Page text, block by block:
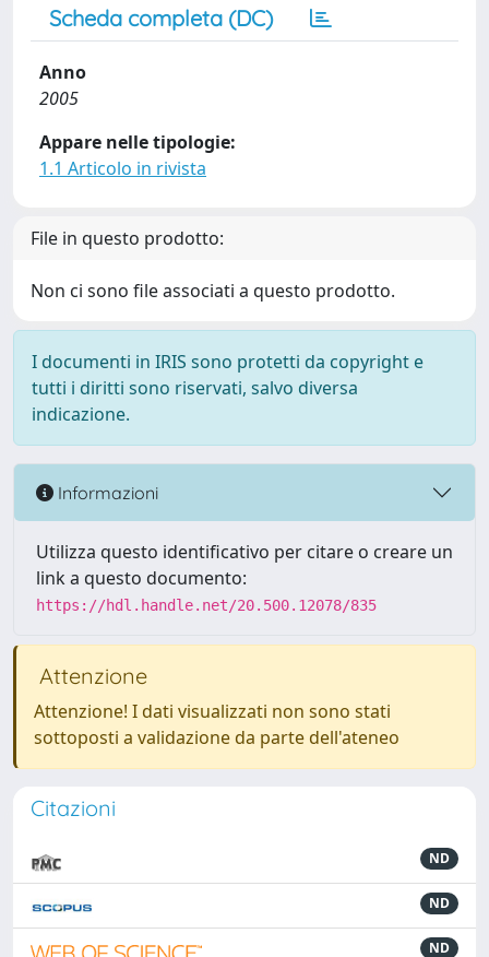
Scheda completa (DC)
Anno
2005
Appare nelle tipologie:
1.1 Articolo in rivista
File in questo prodotto:
Non ci sono file associati a questo prodotto.
I documenti in IRIS sono protetti da copyright e
tutti i diritti sono riservati, salvo diversa
indicazione.
Informazioni
Utilizza questo identificativo per citare o creare un
link a questo documento:
https://hdl.handle.net/20.500.12078/835
Attenzione
Attenzione! I dati visualizzati non sono stati
sottoposti a validazione da parte dell'ateneo
Citazioni
ND
ND
ND